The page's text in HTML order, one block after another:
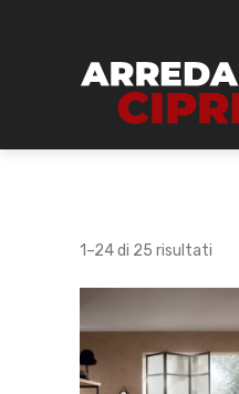
1–24 di 25 risultati